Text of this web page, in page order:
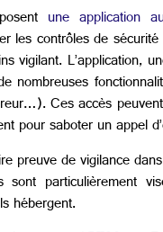
une application
les contrôles de
vigilant. L’application,
nombreuses
Ces accès
pour saboter un appel
preuve de vigilance
sont particulièrement
hébergent.